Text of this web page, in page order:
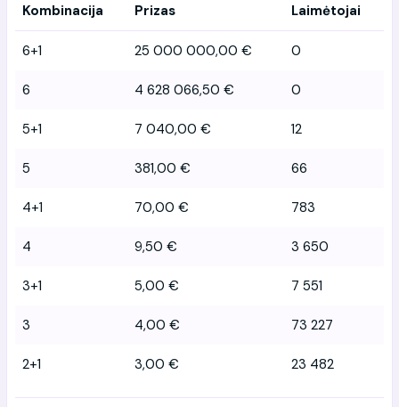
Kombinacija Prizas Laimėtojai
6+1 25 000 000,00 € 0
6 4 628 066,50 € 0
5+1 7 040,00 € 12
5 381,00 € 66
4+1 70,00 € 783
4 9,50 € 3 650
3+1 5,00 € 7 551
3 4,00 € 73 227
2+1 3,00 € 23 482